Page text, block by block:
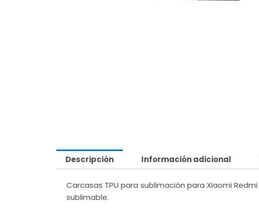
Descripción Información adicional
Carcasas TPU para sublimación para Xiaomi
sublimable.